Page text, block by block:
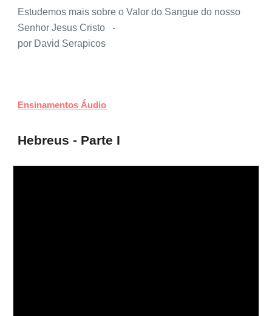
Estudemos mais sobre o Valor do Sangue do nosso
Senhor Jesus Cristo -
por David Serapicos
Ensinamentos Áudio
Hebreus - Parte I